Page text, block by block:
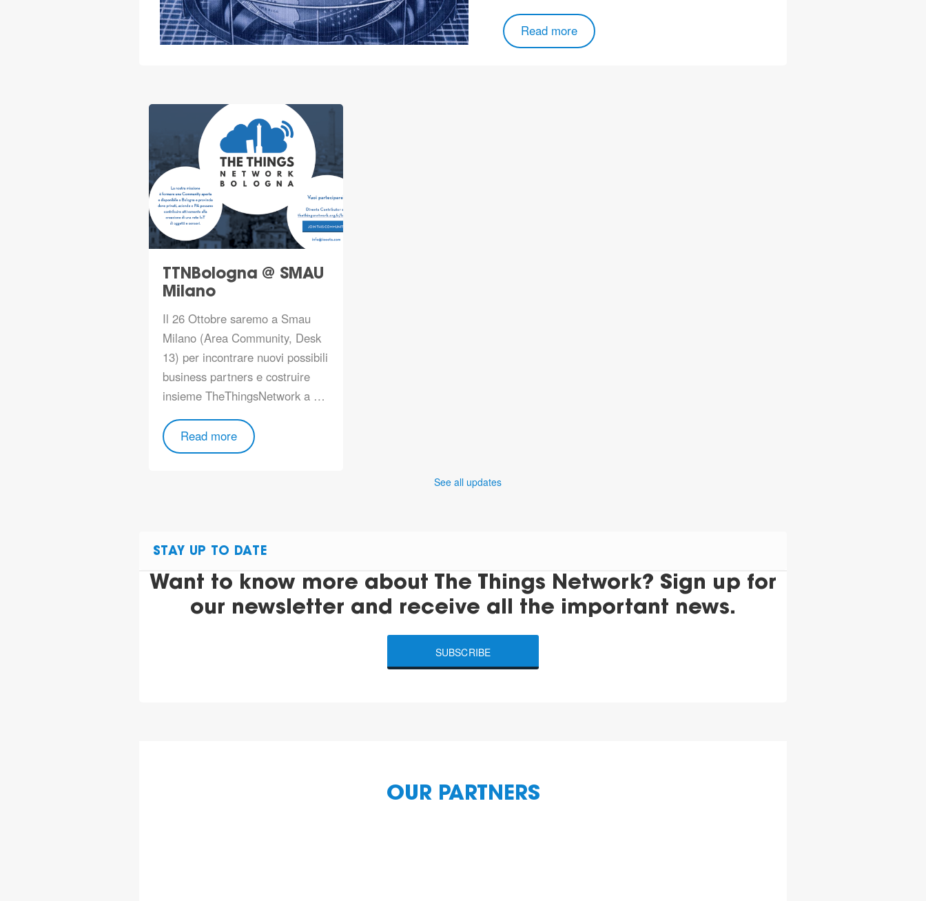
Read more
TTNBologna @ SMAU
Milano
Il 26 Ottobre saremo a Smau
Milano (Area Community, Desk
13) per incontrare nuovi possibili
business partners e costruire
insieme TheThingsNetwork a …
Read more
See all updates
STAY UP TO DATE
Want to know more about The Things Network? Sign up for
our newsletter and receive all the important news.
SUBSCRIBE
OUR PARTNERS